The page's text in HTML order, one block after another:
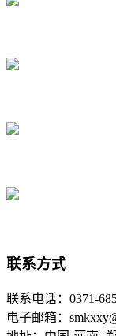
联系方式
联系电话：0371-
电子邮箱：